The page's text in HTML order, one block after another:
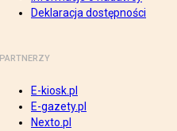
Deklaracja dostępności
PARTNERZY
E-kiosk.pl
E-gazety.pl
Nexto.pl